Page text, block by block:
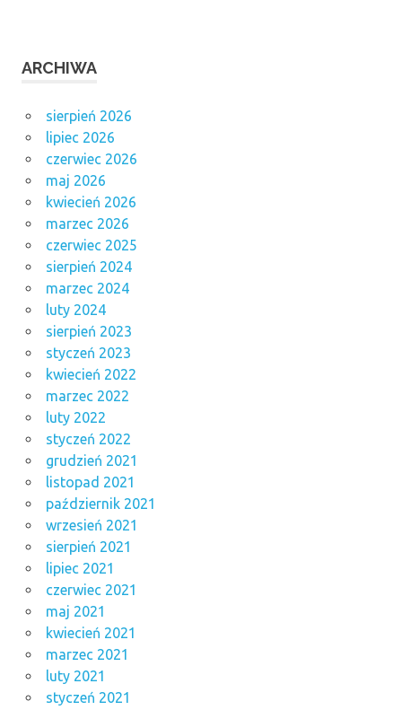
ARCHIWA
sierpień 2026
lipiec 2026
czerwiec 2026
maj 2026
kwiecień 2026
marzec 2026
czerwiec 2025
sierpień 2024
marzec 2024
luty 2024
sierpień 2023
styczeń 2023
kwiecień 2022
marzec 2022
luty 2022
styczeń 2022
grudzień 2021
listopad 2021
październik 2021
wrzesień 2021
sierpień 2021
lipiec 2021
czerwiec 2021
maj 2021
kwiecień 2021
marzec 2021
luty 2021
styczeń 2021